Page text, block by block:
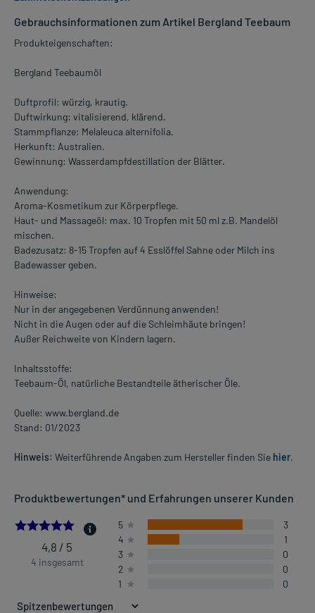
Gebrauchsinformationen zum Artikel Bergland Teebaum
Produkteigenschaften:
Bergland Teebaumöl
Duftprofil: würzig, krautig.
Duftwirkung: vitalisierend, klärend.
Stammpflanze: Melaleuca alternifolia.
Herkunft: Australien.
Gewinnung: Wasserdampfdestillation der Blätter.
Anwendung:
Aroma-Kosmetikum zur Körperpflege.
Haut- und Massageöl: max. 10 Tropfen mit 50 ml z.B. Mandelöl
mischen.
Badezusatz: 8-15 Tropfen auf 4 Esslöffel Sahne oder Milch ins
Badewasser geben.
Hinweise:
Nur in der angegebenen Verdünnung anwenden!
Nicht in die Augen oder auf die Schleimhäute bringen!
Außer Reichweite von Kindern lagern.
Inhaltsstoffe:
Teebaum-Öl, natürliche Bestandteile ätherischer Öle.
Quelle: www.bergland.de
Stand: 01/2023
Hinweis: Weiterführende Angaben zum Hersteller finden Sie hier.
Produktbewertungen* und Erfahrungen unserer Kunden
4.75
4,8 / 5
4 insgesamt
5
3
4
1
3
0
2
0
1
0